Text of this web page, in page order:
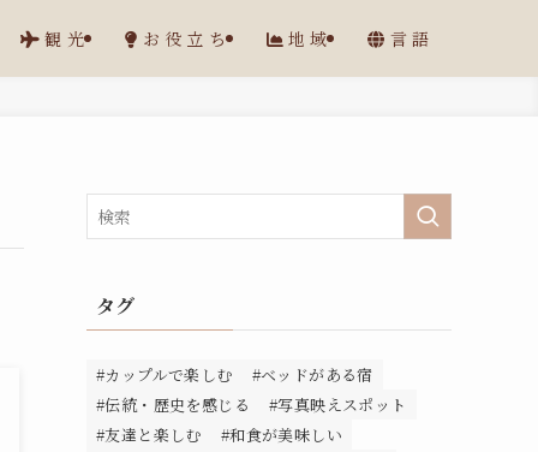
観光 お役立ち 地域 言語
タグ
#カップルで楽しむ
#ベッドがある宿
#伝統・歴史を感じる
#写真映えスポット
#友達と楽しむ
#和食が美味しい